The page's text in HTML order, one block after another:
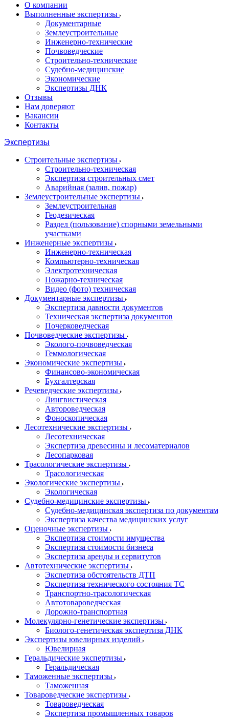
О компании
Выполненные экспертизы
Документарные
Землеустроительные
Инженерно-технические
Почвоведческие
Строительно-технические
Судебно-медицинские
Экономические
Экспертизы ДНК
Отзывы
Нам доверяют
Вакансии
Контакты
Экспертизы
Строительные экспертизы
Строительно-техническая
Экспертиза строительных смет
Аварийная (залив, пожар)
Землеустроительные экспертизы
Землеустроительная
Геодезическая
Раздел (пользование) спорными земельными
участками
Инженерные экспертизы
Инженерно-техническая
Компьютерно-техническая
Электротехническая
Пожарно-техническая
Видео (фото) техническая
Документарные экспертизы
Экспертиза давности документов
Техническая экспертиза документов
Почерковедческая
Почвоведческие экспертизы
Эколого-почвоведческая
Геммологическая
Экономические экспертизы
Финансово-экономическая
Бухгалтерская
Речеведческие экспертизы
Лингвистическая
Автороведческая
Фоноскопическая
Лесотехнические экспертизы
Лесотехническая
Экспертиза древесины и лесоматериалов
Лесопарковая
Трасологические экспертизы
Трасологическая
Экологические экспертизы
Экологическая
Судебно-медицинские экспертизы
Судебно-медицинская экспертиза по документам
Экспертиза качества медицинских услуг
Оценочные экспертизы
Экспертиза стоимости имущества
Экспертиза стоимости бизнеса
Экспертиза аренды и сервитутов
Автотехнические экспертизы
Экспертиза обстоятельств ДТП
Экспертиза технического состояния ТС
Транспортно-трасологическая
Автотовароведческая
Дорожно-транспортная
Молекулярно-генетические экспертизы
Биолого-генетическая экспертиза ДНК
Экспертизы ювелирных изделий
Ювелирная
Геральдические экспертизы
Геральдическая
Таможенные экспертизы
Таможенная
Товароведческие экспертизы
Товароведческая
Экспертиза промышленных товаров